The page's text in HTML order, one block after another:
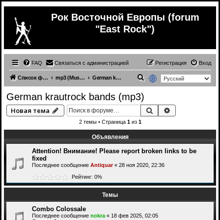
Рок Восточной Европы (forum
"East Rock")
FAQ Связаться с администрацией Вход
Регистрация
Список форумов mp3 (Music from other countries) German krautrock bands (mp3)
с
German krautrock bands (mp3)
Новая тема Поиск
2 темы • Страница 1из 1
Объявления
Attention! Внимание! Please report broken links to be
fixed
Последнее сообщение Antiquar« 28 ноя 2020, 22:36
Рейтинг: 0%
Темы
Combo Colossale
Последнее сообщение nokra « 18 фев 2025, 02:05